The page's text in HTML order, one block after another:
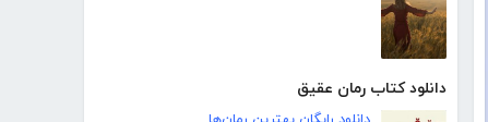
دانلود کتاب رمان عقیق